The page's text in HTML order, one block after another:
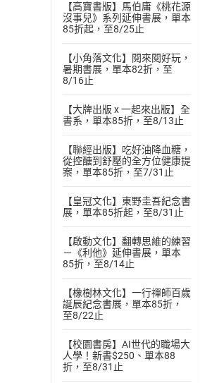
【高寶書版】馬伯庸《桃花源
沒事兒》系列延伸書展，單本
85折起，至8/25止
【小角落文化】閱來閱好玩，
暑期書展，單本82折，至
8/16止
【大牌出版 x 一起來出版】全
書系，單本85折，至8/13止
【聯經出版】吃好油降血糖，
從控醣到舒壓的全方位健康提
案，單本85折，至7/31止
【皇冠文化】東野圭吾紀念書
展，單本85折起，至8/31止
【啟動文化】翻轉思維的練習
－《利他》延伸書展，單本
85折，至8/14止
【橡樹林文化】一行禪師百歲
誕辰紀念書展，單本85折，
至8/22止
【校園書房】AI世代的職場大
人學！新書$250、單本88
折，至8/31止